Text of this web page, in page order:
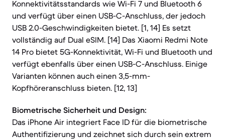
Konnektivitätsstandards wie Wi-Fi 7 und Bluetooth 6
und verfügt über einen USB-C-Anschluss, der jedoch
USB 2.0-Geschwindigkeiten bietet. [1, 14] Es setzt
vollständig auf Dual eSIM. [14] Das Xiaomi Redmi Note
14 Pro bietet 5G-Konnektivität, Wi-Fi und Bluetooth und
verfügt ebenfalls über einen USB-C-Anschluss. Einige
Varianten können auch einen 3,5-mm-
Kopfhöreranschluss bieten. [12, 13]
Biometrische Sicherheit und Design:
Das iPhone Air integriert Face ID für die biometrische
Authentifizierung und zeichnet sich durch sein extrem